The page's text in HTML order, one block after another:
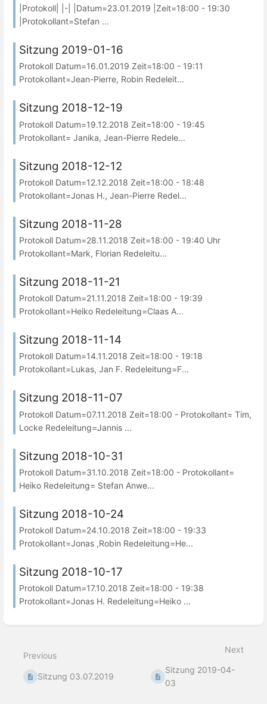
|Protokoll| |-| |Datum=23.01.2019 |Zeit=18:00 - 19:30
|Protokollant=Stefan ...
Sitzung 2019-01-16
Protokoll Datum=16.01.2019 Zeit=18:00 - 19:11
Protokollant=Jean-Pierre, Robin Redeleit...
Sitzung 2018-12-19
Protokoll Datum=19.12.2018 Zeit=18:00 - 19:45
Protokollant= Janika, Jean-Pierre Redele...
Sitzung 2018-12-12
Protokoll Datum=12.12.2018 Zeit=18:00 - 18:48
Protokollant=Jonas H., Jean-Pierre Redel...
Sitzung 2018-11-28
Protokoll Datum=28.11.2018 Zeit=18:00 - 19:40 Uhr
Protokollant=Mark, Florian Redeleitu...
Sitzung 2018-11-21
Protokoll Datum=21.11.2018 Zeit=18:00 - 19:39
Protokollant=Heiko Redeleitung=Claas A...
Sitzung 2018-11-14
Protokoll Datum=14.11.2018 Zeit=18:00 - 19:18
Protokollant=Lukas, Jan F. Redeleitung=F...
Sitzung 2018-11-07
Protokoll Datum=07.11.2018 Zeit=18:00 - Protokollant= Tim,
Locke Redeleitung=Jannis ...
Sitzung 2018-10-31
Protokoll Datum=31.10.2018 Zeit=18:00 - Protokollant=
Heiko Redeleitung= Stefan Anwe...
Sitzung 2018-10-24
Protokoll Datum=24.10.2018 Zeit=18:00 - 19:33
Protokollant=Jonas ,Robin Redeleitung=He...
Sitzung 2018-10-17
Protokoll Datum=17.10.2018 Zeit=18:00 - 19:38
Protokollant=Jonas H. Redeleitung=Heiko ...
Previous
Sitzung 03.07.2019
Next
Sitzung 2019-04-
03